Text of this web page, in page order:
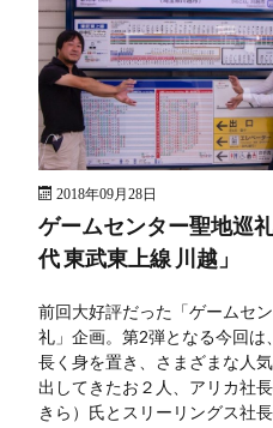
2018年09月28日
ゲームセンター聖地巡
代 東武東上線 川越」
前回大好評だった「ゲームセ
礼」企画。第2弾となる今回は
長く身を置き、さまざまな人
出してきたお２人、アリカ社
きら）氏とスリーリングス社